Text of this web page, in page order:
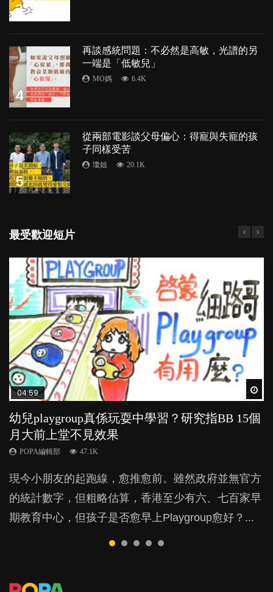
3
4
再談感統問題：不必然是高敏，光譜的另
一端是「低敏兒」
MO媽 6.4K
5
從兩部電影談父母偏心：得寵與失寵的孩
子同樣受苦
瓊姐 20.1K
最受歡迎短片
04:59
幼兒playgroup真係玩耍中學習？研究指BB 15個
月大前上堂不見效果
POPA編輯部 47.1K
現今小朋友的起跑線，愈推愈前。雖然政府並無官方
的統計數字，但粗略估算，香港至少有六、七百家早
期教育中心，但孩子是否愈早上Playgroup愈好？...
03:39
幼稚園遊戲課 如何刺激幼兒自發學習取代獎勵
與懲罰？
POPA編輯部 33.1K
由美國學者所創的 tools of the mind 課程，學生以遊
戲方式學習，學術能力和自制能力亦明顯比其他小朋
友優勝，到底這課程有何特別之處？...
04:06
全職好？在職好？｜全職媽媽與在職媽媽的壓
力與價值
POPA編輯部 25.8K
許多媽媽心底可能都有一刻掙扎過：究竟全職好，還
是在職好。雖說每個家庭都有自己的獨特狀況和考慮
因素，但原來全職和在職媽媽所養育的子女其實都各
03:02
老公患產後憂鬱症對BB的影響
POPA編輯部 15.9K
鬱，影響日常生活，嚴重的甚至會有自殺，或傷害小
朋友的念頭。但為何爸爸患上產後抑鬱往往難以察
覺？...
04:18
凡事以BB為中心，就係好爸媽？｜別忽視父母
的身心虛耗
POPA編輯部 31.5K
父母日夜無間、身心俱疲地照顧BB，如何做到正向
教養？部份父母更會為了小朋友放棄自己的嗜好、減
少出席朋友聚會等等，你以為會換來美好的親子關